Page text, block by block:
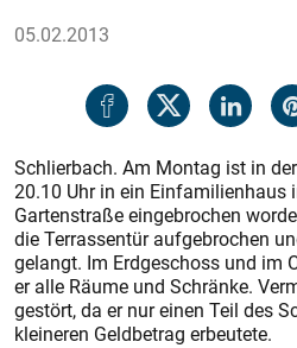
05.02.2013
Schlierbach. Am Montag ist in
20.10 Uhr in ein Einfamilienhaus
Gartenstraße eingebrochen
die Terrassentür aufgebrochen
gelangt. Im Erdgeschoss und im
er alle Räume und Schränke.
gestört, da er nur einen Teil des
kleineren Geldbetrag erbeutete.